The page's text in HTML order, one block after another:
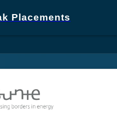
Placements